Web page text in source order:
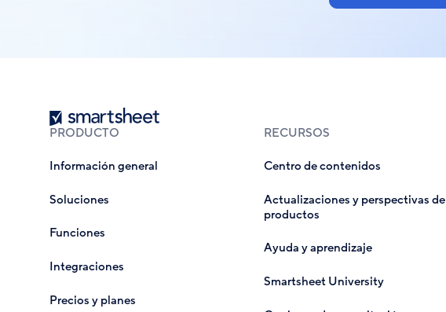
Smartsheet
PRODUCTO
Información general
Soluciones
Funciones
Integraciones
Precios y planes
RECURSOS
Centro de contenidos
Actualizaciones y perspectivas de
productos
Ayuda y aprendizaje
Smartsheet University